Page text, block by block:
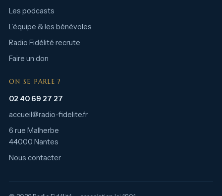
Les podcasts
L’équipe & les bénévoles
Radio Fidélité recrute
Faire un don
ON SE PARLE ?
02 40 69 27 27
accueil@radio-fidelite.fr
6 rue Malherbe
44000 Nantes
Nous contacter